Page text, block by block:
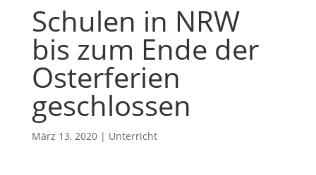
Schulen in NRW
bis zum Ende der
Osterferien
geschlossen
März 13, 2020| Unterricht